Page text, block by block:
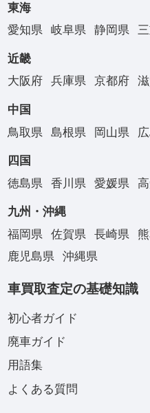
東海
愛知県
岐阜県 静岡県
近畿
大阪府
兵庫県 京都府
中国
鳥取県
島根県 岡山県
四国
徳島県
香川県 愛媛県
九州・沖縄
福岡県
佐賀県 長崎県
鹿児島県
沖縄県
車買取査定の基礎知識
初心者ガイド
廃車ガイド
用語集
よくある質問